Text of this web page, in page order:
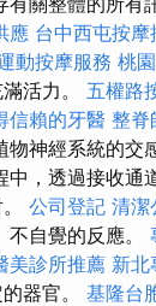
應 台中西屯按摩
動按摩服務 桃
活力。 五權路
信賴的牙醫 整脊
神經系統的
，透過接收通
公司登記 清潔
自覺的反應。
美診所推薦 新北
器官。 基隆台